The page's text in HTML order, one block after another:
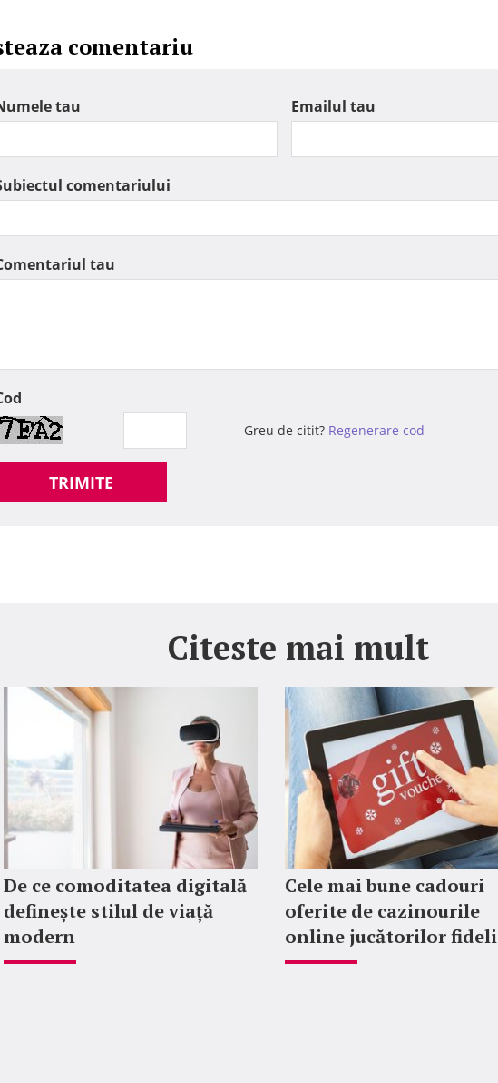
comentariu
tau Emailul tau
comentariului
tau
Greu de citit? Regenerare cod
TRIMITE
Citeste mai mult
De ce comoditatea digitală
definește stilul de viață
modern
Cele mai bune cadouri
oferite de cazinourile
online jucătorilor fideli